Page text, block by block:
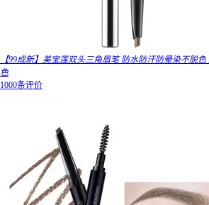
【99成新】美宝莲双头三角眉笔 防水防汗防晕染不脱
色
1000条评价